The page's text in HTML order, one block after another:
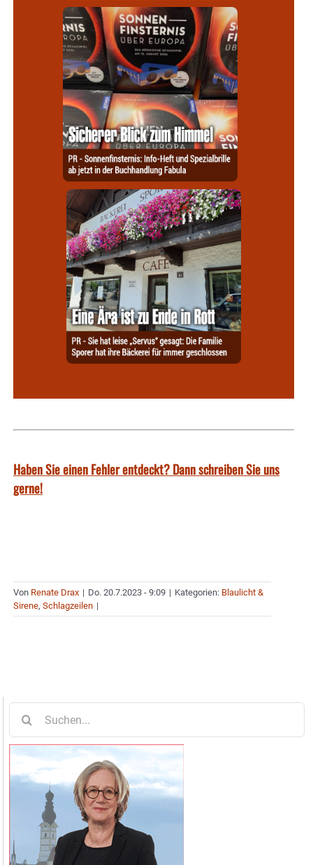
Haben Sie einen Fehler entdeckt? Dann schreiben Sie uns
gerne!
Von Renate Drax | Do. 20.7.2023 - 9:09 | Kategorien: Blaulicht &
Sirene, Schlagzeilen |
nach: